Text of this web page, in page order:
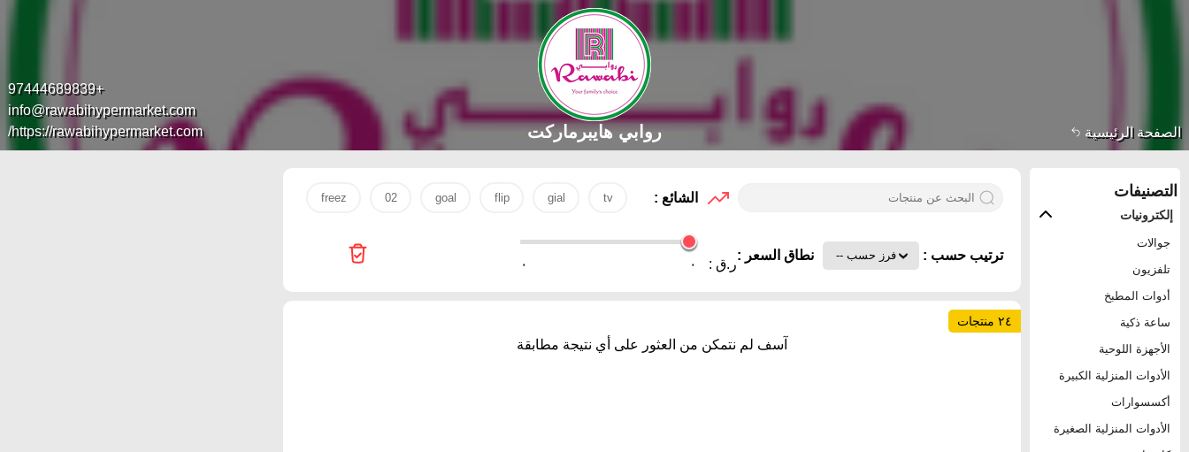
الصفحة الرئيسية
+97444689839
info@rawabihypermarket.com
https://rawabihypermarket.com/
روابي هايبرماركت
التصنيفات
إلكترونيات
جوالات
تلفزيون
أدوات المطبخ
ساعة ذكية
الأجهزة اللوحية
الأدوات المنزلية الكبيرة
أكسسوارات
الأدوات المنزلية الصغيرة
الشائع : tv
gial
flip
goal
02
freez
ترتيب حسب : نطاق السعر :
ر.ق : ٠ ٠
٢٤ منتجات
آسف لم نتمكن من العثور على أي نتيجة مطابقة